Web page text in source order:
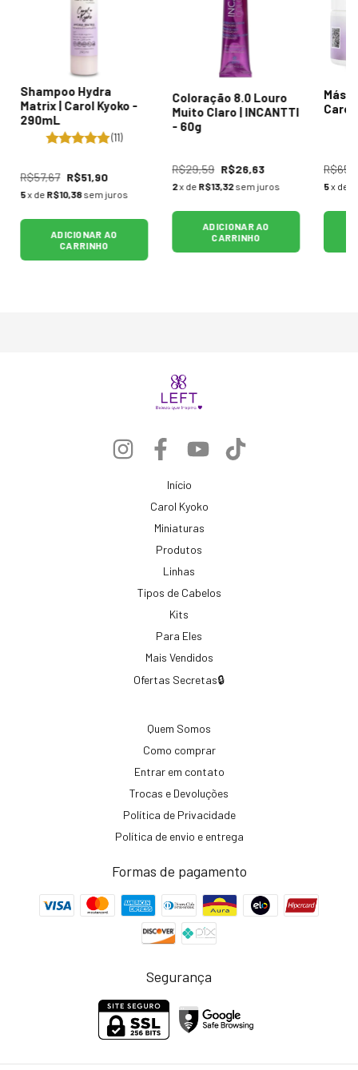
Shampoo Hydra
Matrix | Carol Kyoko -
290mL
(11)
R$57,67 R$51,90
5x de R$10,38 sem juros
ADICIONAR AO
CARRINHO
Coloração 8.0 Louro
Muito Claro | INCANTTI
- 60g
R$29,59 R$26,63
2x de R$13,32sem juros
ADICIONAR AO
CARRINHO
Carol
5x de
Início
Carol Kyoko
Miniaturas
Produtos
Linhas
Tipos de Cabelos
Kits
Para Eles
Mais Vendidos
Ofertas Secretas🔒
Quem Somos
Como comprar
Entrar em contato
Trocas e Devoluções
Política de Privacidade
Política de envio e entrega
Formas de pagamento
Segurança